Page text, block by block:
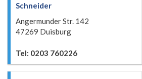
Schneider
Angermunder Str. 142
47269 Duisburg
Tel: 0203 760226